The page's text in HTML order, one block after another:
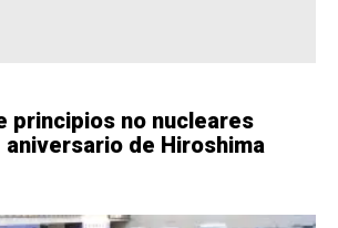
principios no nucleares
de Hiroshima